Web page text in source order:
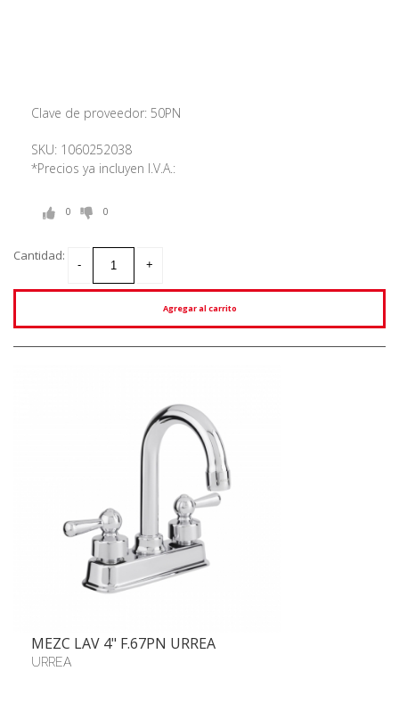
Clave de proveedor: 50PN
SKU: 1060252038
*Precios ya incluyen I.V.A.:
0 0
Cantidad:
Agregar al carrito
MEZC LAV 4" F.67PN URREA
URREA